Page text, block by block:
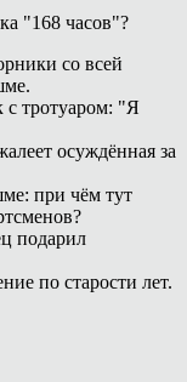
"168 часов"?
со всей
с тротуаром: "Я
осуждённая за
при чём тут
подарил
по старости лет.